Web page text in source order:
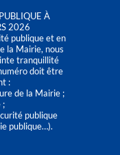
À
2026
publique et en
la Mairie, nous
tranquillité
doit être
:
de la Mairie ;
;
publique
publique…).